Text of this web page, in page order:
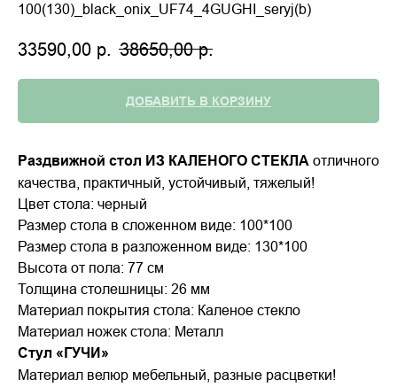
100(130)_black_onix_UF74_4GUGHI_seryj(b)
33590,00 р. 38650,00 р.
ДОБАВИТЬ В КОРЗИНУ
Раздвижной стол ИЗ КАЛЕНОГО СТЕКЛА отличного
качества, практичный, устойчивый, тяжелый!
Цвет стола: черный
Размер стола в сложенном виде: 100*100
Размер стола в разложенном виде: 130*100
Высота от пола: 77 см
Толщина столешницы: 26 мм
Материал покрытия стола: Каленое стекло
Материал ножек стола: Металл
Стул «ГУЧИ»
Материал велюр мебельный, разные расцветки!